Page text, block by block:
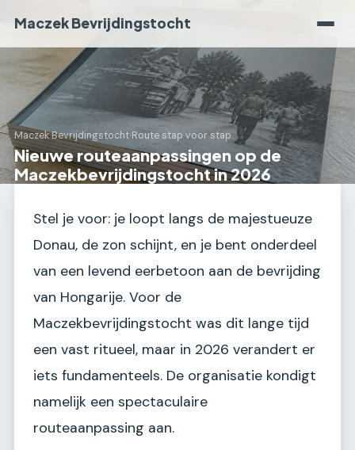
Maczek Bevrijdingstocht
Maczek Bevrijdingstocht›Route stap voor stap
Nieuwe routeaanpassingen op de
Maczekbevrijdingstocht in 2026
Stel je voor: je loopt langs de majestueuze
Donau, de zon schijnt, en je bent onderdeel
van een levend eerbetoon aan de bevrijding
van Hongarije. Voor de
Maczekbevrijdingstocht was dit lange tijd
een vast ritueel, maar in 2026 verandert er
iets fundamenteels. De organisatie kondigt
namelijk een spectaculaire
routeaanpassing aan.